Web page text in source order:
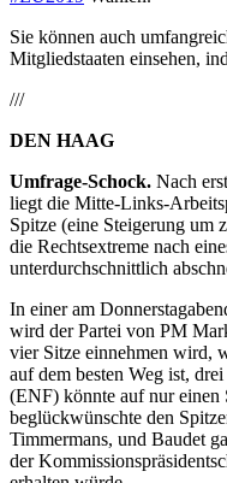
Sie können auch
Mitgliedstaaten einsehen,
///
DEN HAAG
Umfrage-Schock. Nach
liegt die Mitte-Links-
Spitze (eine Steigerung um
die Rechtsextreme nach
unterdurchschnittlich
In einer am
wird der Partei von PM
vier Sitze einnehmen wird,
auf dem besten Weg ist,
(ENF) könnte auf nur einen
beglückwünschte den
Timmermans, und Baudet
der